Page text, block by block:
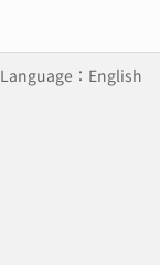
Language：English